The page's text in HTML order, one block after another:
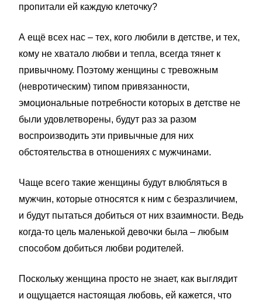
пропитали ей каждую клеточку?
А ещё всех нас – тех, кого любили в детстве, и тех,
кому не хватало любви и тепла, всегда тянет к
привычному. Поэтому женщины с тревожным
(невротическим) типом привязанности,
эмоциональные потребности которых в детстве не
были удовлетворены, будут раз за разом
воспроизводить эти привычные для них
обстоятельства в отношениях с мужчинами.
Чаще всего такие женщины будут влюбляться в
мужчин, которые относятся к ним с безразличием,
и будут пытаться добиться от них взаимности. Ведь
когда-то цель маленькой девочки была – любым
способом добиться любви родителей.
Поскольку женщина просто не знает, как выглядит
и ощущается настоящая любовь, ей кажется, что